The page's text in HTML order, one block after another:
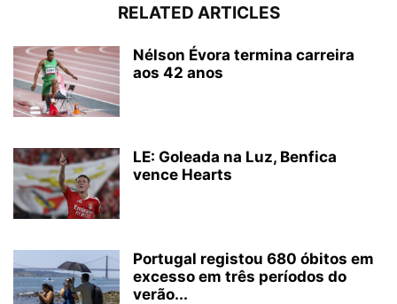
RELATED ARTICLES
Nélson Évora termina carreira
aos 42 anos
LE: Goleada na Luz, Benfica
vence Hearts
Portugal registou 680 óbitos em
excesso em três períodos do
verão...